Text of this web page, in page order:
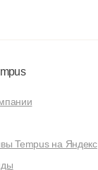
Tempus на Яндекс